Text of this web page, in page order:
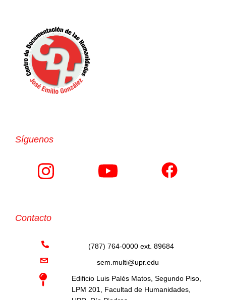
Síguenos
Contacto
(787) 764-0000 ext. 89684
sem.multi@upr.edu
Edificio Luis Palés Matos, Segundo Piso,
LPM 201, Facultad de Humanidades,